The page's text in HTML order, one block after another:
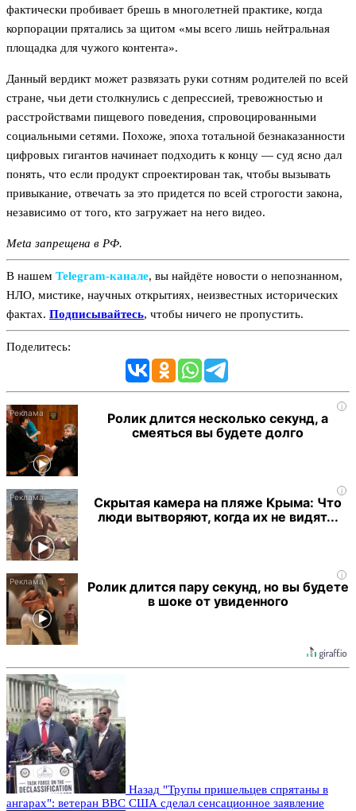
фактически пробивает брешь в многолетней практике, когда
корпорации прятались за щитом «мы всего лишь нейтральная
площадка для чужого контента».
Данный вердикт может развязать руки сотням родителей по всей
стране, чьи дети столкнулись с депрессией, тревожностью и
расстройствами пищевого поведения, спровоцированными
социальными сетями. Похоже, эпоха тотальной безнаказанности
цифровых гигантов начинает подходить к концу — суд ясно дал
понять, что если продукт спроектирован так, чтобы вызывать
привыкание, отвечать за это придется по всей строгости закона,
независимо от того, кто загружает на него видео.
Meta запрещена в РФ.
В нашем Telegram‑канале, вы найдёте новости о непознанном,
НЛО, мистике, научных открытиях, неизвестных исторических
фактах. Подписывайтесь, чтобы ничего не пропустить.
Поделитесь:
i
Ролик длится несколько секунд, а
смеяться вы будете долго
i
Скрытая камера на пляже Крыма: Что
люди вытворяют, когда их не видят...
i
Ролик длится пару секунд, но вы будете
в шоке от увиденного
Назад "Трупы пришельцев спрятаны в
ангарах": ветеран ВВС США сделал сенсационное заявление